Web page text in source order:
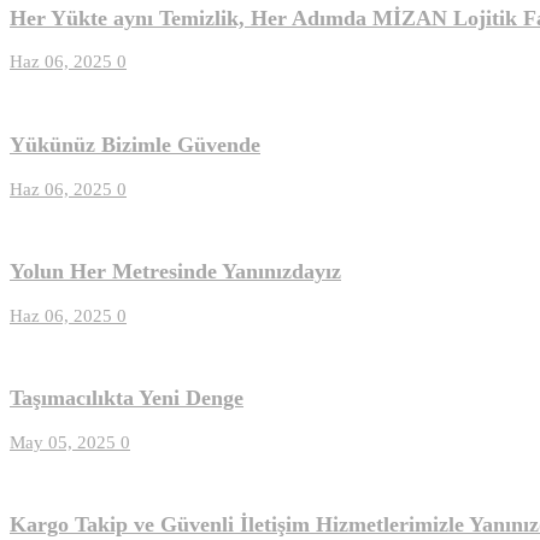
Her Yükte aynı Temizlik, Her Adımda MİZAN Lojitik
Haz 06, 2025 0
Yükünüz Bizimle Güvende
Haz 06, 2025 0
Yolun Her Metresinde Yanınızdayız
Haz 06, 2025 0
Taşımacılıkta Yeni Denge
May 05, 2025 0
Kargo Takip ve Güvenli İletişim Hizmetlerimizle